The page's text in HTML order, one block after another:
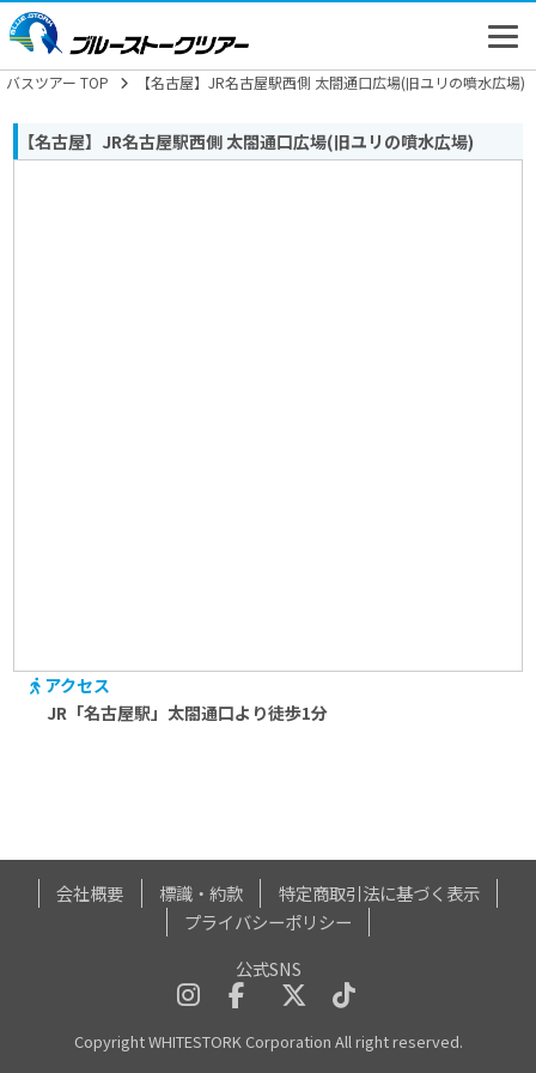
バスツアー TOP 【名古屋】JR名古屋駅西側 太閤通口広場(旧ユリの噴水広場)
【名古屋】JR名古屋駅西側 太閤通口広場(旧ユリの噴水広場)
アクセス
JR「名古屋駅」太閤通口より徒歩1分
会社概要 標識・約款
特定商取引法に基づく表示
プライバシーポリシー
公式SNS
Copyright WHITESTORK Corporation All right reserved.